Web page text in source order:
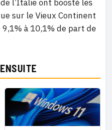
l’Italie ont boosté les
sur le Vieux Continent
9,1% à 10,1% de part de